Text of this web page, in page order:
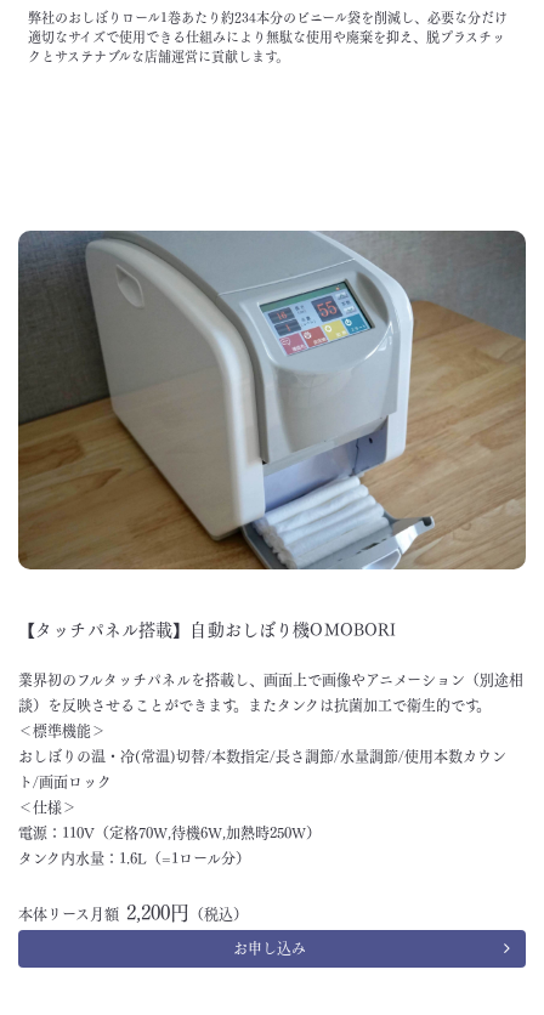
弊社のおしぼりロール1巻あたり約234本分のビニール袋を削減し、必要な分だけ
適切なサイズで使用できる仕組みにより無駄な使用や廃棄を抑え、脱プラスチッ
クとサステナブルな店舗運営に貢献します。
【タッチパネル搭載】自動おしぼり機OMOBORI
業界初のフルタッチパネルを搭載し、画面上で画像やアニメーション（別途相
談）を反映させることができます。またタンクは抗菌加工で衛生的です。
＜標準機能＞
おしぼりの温・冷(常温)切替/本数指定/長さ調節/水量調節/使用本数カウン
ト/画面ロック
＜仕様＞
電源：110V（定格70W,待機6W,加熱時250W）
タンク内水量：1.6L（=1ロール分）
本体リース月額 2,200円 （税込）
お申し込み